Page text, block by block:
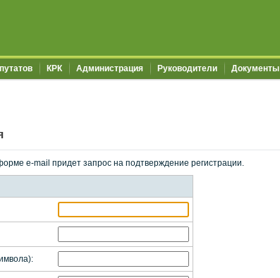
КРК Администрация Руководители Документы
e-mail придет запрос на подтверждение регистрации.